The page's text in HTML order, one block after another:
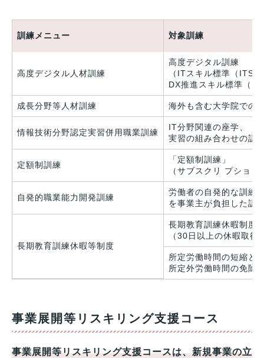
訓練メニュー 対象訓練
高度デジタル人材訓練
高度デジタル訓練
（ITスキル標準（ITSS
DX推進スキル標準（
成長分野等人材訓練 海外も含む大学院での
情報技術分野認定実習併用職業訓練
IT分野関連の座学、
実習の組み合わせの訓
定額制訓練
「定額制訓練」
（サブスクリ プショ
自発的職業能力開発訓練
労働者の自発的な訓練
を事業主が負担した訓
長期教育訓練休暇等制度
長期教育訓練休暇制度
（30日以上の休暇取得
所定労働時間の短縮と
所定外労働時間の免除
事業展開等リスキリング支援コース
事業展開等リスキリング支援コースは、新規事業の立